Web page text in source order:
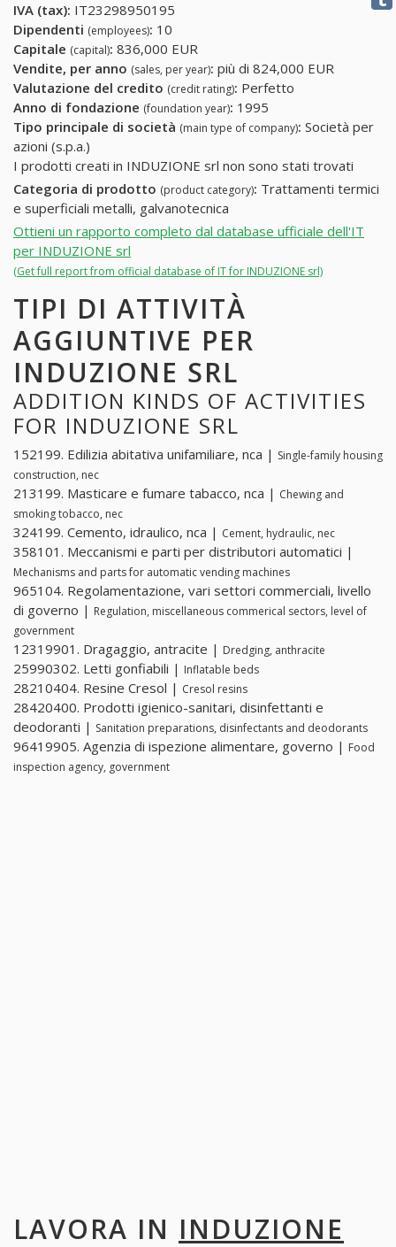
IVA (tax): IT23298950195
Dipendenti (employees): 10
Capitale (capital): 836,000 EUR
Vendite, per anno (sales, per year): più di 824,000 EUR
Valutazione del credito (credit rating): Perfetto
Anno di fondazione (foundation year): 1995
Tipo principale di società (main type of company): Società per
azioni (s.p.a.)
I prodotti creati in INDUZIONE srl non sono stati trovati
Categoria di prodotto (product category): Trattamenti termici
e superficiali metalli, galvanotecnica
Ottieni un rapporto completo dal database ufficiale dell'IT
per INDUZIONE srl
(Get full report from official database of IT for INDUZIONE srl)
TIPI DI ATTIVITÀ
AGGIUNTIVE PER
INDUZIONE SRL
ADDITION KINDS OF ACTIVITIES
FOR INDUZIONE SRL
152199. Edilizia abitativa unifamiliare, nca | Single-family housing
construction, nec
213199. Masticare e fumare tabacco, nca | Chewing and
smoking tobacco, nec
324199. Cemento, idraulico, nca | Cement, hydraulic, nec
358101. Meccanismi e parti per distributori automatici |
Mechanisms and parts for automatic vending machines
965104. Regolamentazione, vari settori commerciali, livello
di governo | Regulation, miscellaneous commerical sectors, level of
government
12319901. Dragaggio, antracite | Dredging, anthracite
25990302. Letti gonfiabili | Inflatable beds
28210404. Resine Cresol | Cresol resins
28420400. Prodotti igienico-sanitari, disinfettanti e
deodoranti | Sanitation preparations, disinfectants and deodorants
96419905. Agenzia di ispezione alimentare, governo | Food
inspection agency, government
LAVORA IN INDUZIONE